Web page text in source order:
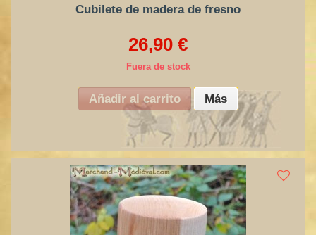
Cubilete de madera de fresno
26,90 €
Fuera de stock
Añadir al carrito Más